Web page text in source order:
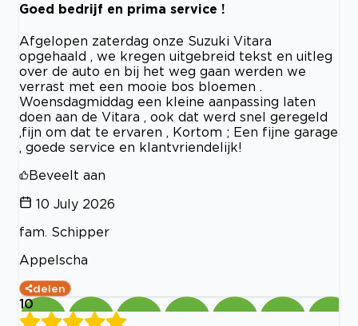
Goed bedrijf en prima service !
Afgelopen zaterdag onze Suzuki Vitara
opgehaald , we kregen uitgebreid tekst en uitleg
over de auto en bij het weg gaan werden we
verrast met een mooie bos bloemen .
Woensdagmiddag een kleine aanpassing laten
doen aan de Vitara , ook dat werd snel geregeld
,fijn om dat te ervaren , Kortom ; Een fijne garage
, goede service en klantvriendelijk!
Beveelt aan
10 July 2026
fam. Schipper
Appelscha
delen
10